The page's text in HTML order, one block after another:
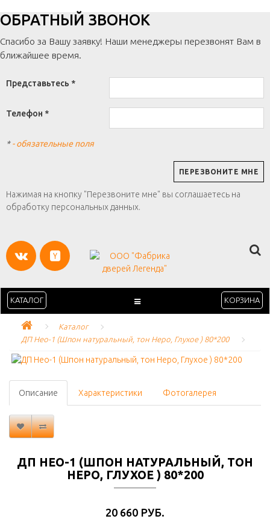
ОБРАТНЫЙ ЗВОНОК
Спасибо за Вашу заявку! Наши менеджеры перезвонят Вам в
ближайшее время.
Представьтесь *
Телефон *
*- обязательные поля
Нажимая на кнопку "Перезвоните мне" вы соглашаетесь на
обработку персональных данных.
КАТАЛОГ КОРЗИНА
Каталог
ДП Нео-1 (Шпон натуральный, тон Неро, Глухое ) 80*200
Описание Характеристики Фотогалерея
ДП НЕО-1 (ШПОН НАТУРАЛЬНЫЙ, ТОН
НЕРО, ГЛУХОЕ ) 80*200
20 660 РУБ.